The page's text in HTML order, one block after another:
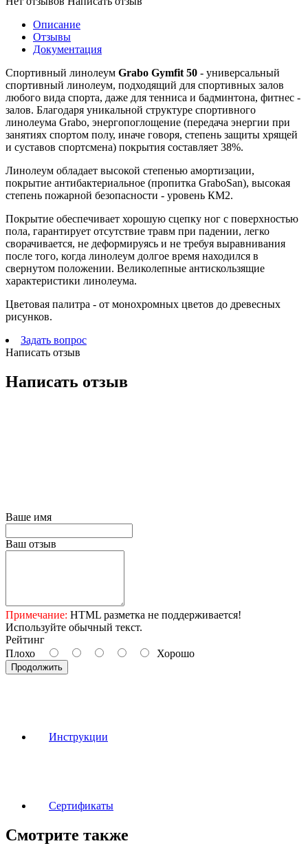
Описание
Отзывы
Документация
Спортивный линолеум Grabo Gymfit 50 - универсальный
спортивный линолеум, подходящий для спортивных залов
любого вида спорта, даже для тенниса и бадминтона, фитнес -
залов. Благодаря уникальной структуре спортивного
линолеума Grabo, энергопоглощение (передача энергии при
занятиях спортом полу, иначе говоря, степень защиты хрящей
и суставов спортсмена) покрытия составляет 38%.
Линолеум обладает высокой степенью амортизации,
покрытие антибактериальное (пропитка GraboSan), высокая
степень пожарной безопасности - уровень КМ2.
Покрытие обеспечивает хорошую сцепку ног с поверхностью
пола, гарантирует отсутствие травм при падении, легко
сворачивается, не деформируясь и не требуя выравнивания
после того, когда линолеум долгое время находился в
свернутом положении. Великолепные антискользящие
характеристики линолеума.
Цветовая палитра - от монохромных цветов до древесных
рисунков.
Задать вопрос
Написать отзыв
Написать отзыв
Ваше имя
Ваш отзыв
Примечание: HTML разметка не поддерживается!
Используйте обычный текст.
Рейтинг
Плохо
Хорошо
Продолжить
Инструкции
Сертификаты
Смотрите также